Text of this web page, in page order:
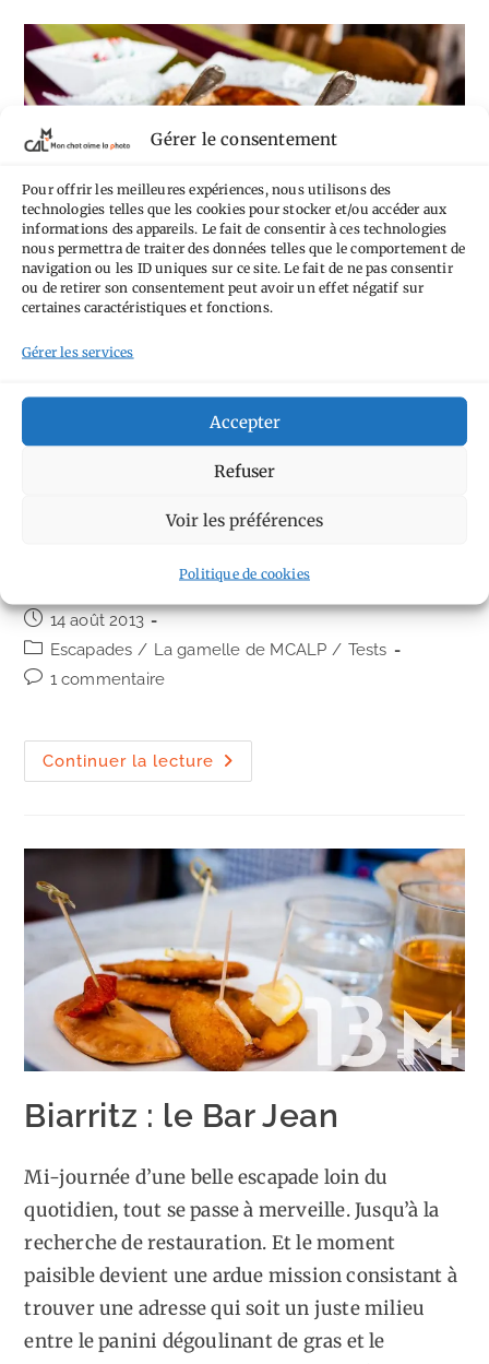
Gérer le consentement
Pour offrir les meilleures expériences, nous utilisons des
technologies telles que les cookies pour stocker et/ou accéder aux
informations des appareils. Le fait de consentir à ces technologies
nous permettra de traiter des données telles que le comportement de
navigation ou les ID uniques sur ce site. Le fait de ne pas consentir
ou de retirer son consentement peut avoir un effet négatif sur
certaines caractéristiques et fonctions.
Gérer les services
Accepter
Refuser
Voir les préférences
Politique de cookies
Ahetze : Hitza Hitz
Oui, une maison d’hôtes sur MCALP. Non,
d’hébergement. Mais quand on aime, on ne
compte pas. Enfin si, on compte le faire. En
de
publication :
Publication
publiée :
14 août 2013
Post
category:
Escapades / La gamelle de MCALP / Tests
Commentaires
publication :
1 commentaire
Continuer la lecture Ahetze
Biarritz : le Bar Jean
Mi-journée d’une belle escapade loin du
quotidien, tout se passe à merveille. Jusqu’à la
recherche de restauration. Et le moment
paisible devient une ardue mission consistant à
trouver une adresse qui soit un juste milieu
entre le panini dégoulinant de gras et le